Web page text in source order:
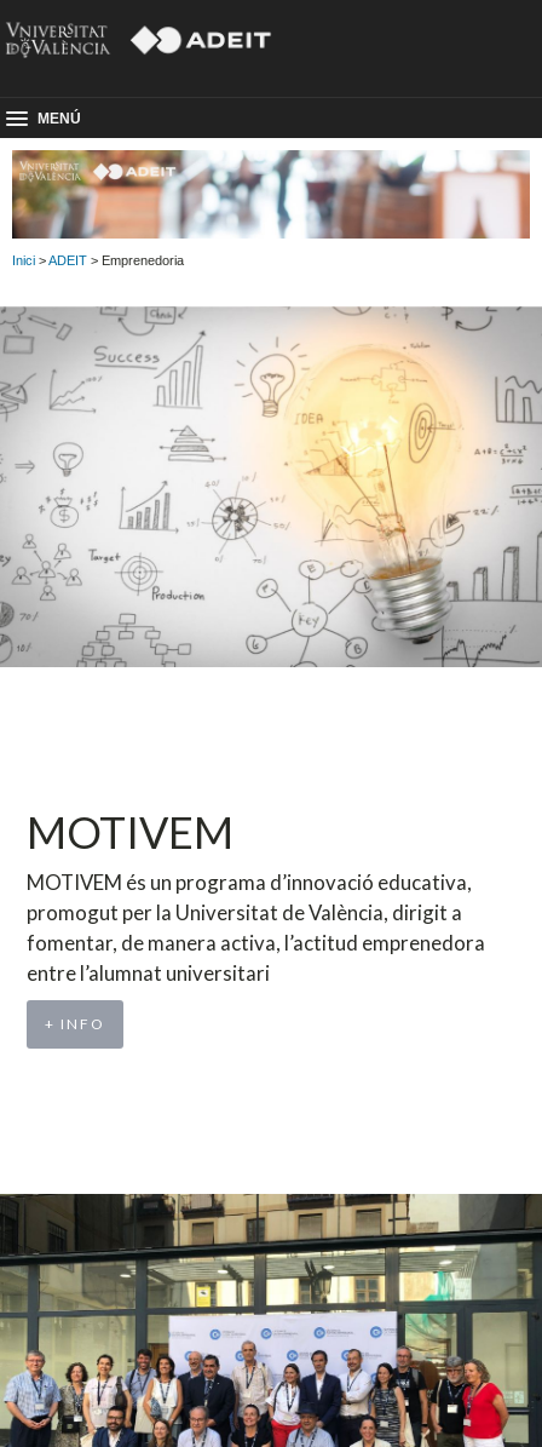
MENÚ
Inici >ADEIT > Emprenedoria
MOTIVEM
MOTIVEM és un programa d’innovació educativa,
promogut per la Universitat de València, dirigit a
fomentar, de manera activa, l’actitud emprenedora
entre l’alumnat universitari
+ INFO